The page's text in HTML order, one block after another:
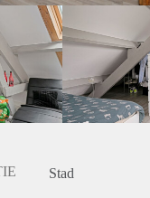
Stad